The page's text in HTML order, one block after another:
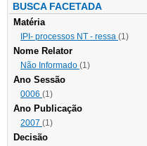
BUSCA FACETADA
Matéria
IPI- processos NT - ressa (1)
Nome Relator
Não Informado (1)
Ano Sessão
0006 (1)
Ano Publicação
2007 (1)
Decisão